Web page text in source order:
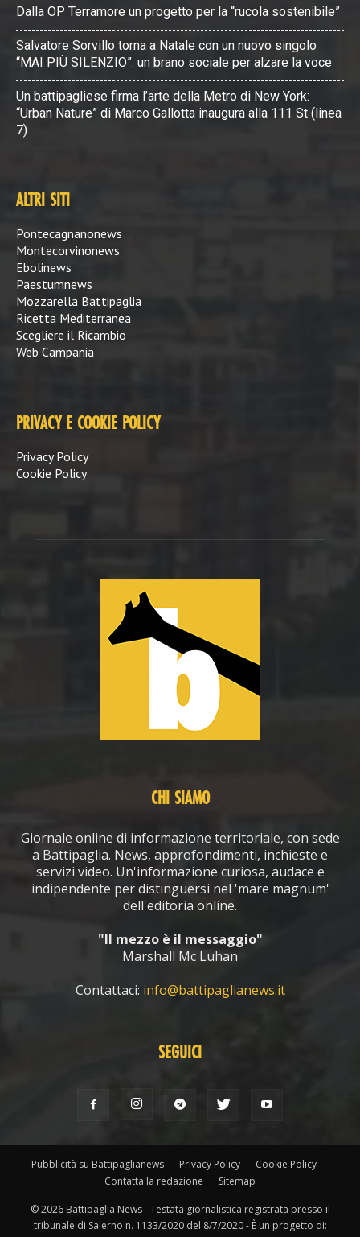
Dalla OP Terramore un progetto per la “rucola sostenibile”
Salvatore Sorvillo torna a Natale con un nuovo singolo
“MAI PIÙ SILENZIO”: un brano sociale per alzare la voce
Un battipagliese firma l’arte della Metro di New York:
“Urban Nature” di Marco Gallotta inaugura alla 111 St (linea
7)
ALTRI SITI
Pontecagnanonews
Montecorvinonews
Ebolinews
Paestumnews
Mozzarella Battipaglia
Ricetta Mediterranea
Scegliere il Ricambio
Web Campania
PRIVACY E COOKIE POLICY
Privacy Policy
Cookie Policy
CHI SIAMO
Giornale online di informazione territoriale, con sede
a Battipaglia. News, approfondimenti, inchieste e
servizi video. Un'informazione curiosa, audace e
indipendente per distinguersi nel 'mare magnum'
dell'editoria online.
"Il mezzo è il messaggio"
Marshall Mc Luhan
Contattaci: info@battipaglianews.it
SEGUICI
Pubblicità su Battipaglianews Privacy Policy
Cookie Policy
Contatta la redazione
Sitemap
© 2026 Battipaglia News - Testata giornalistica registrata presso il
tribunale di Salerno n. 1133/2020 del 8/7/2020 - È un progetto di: